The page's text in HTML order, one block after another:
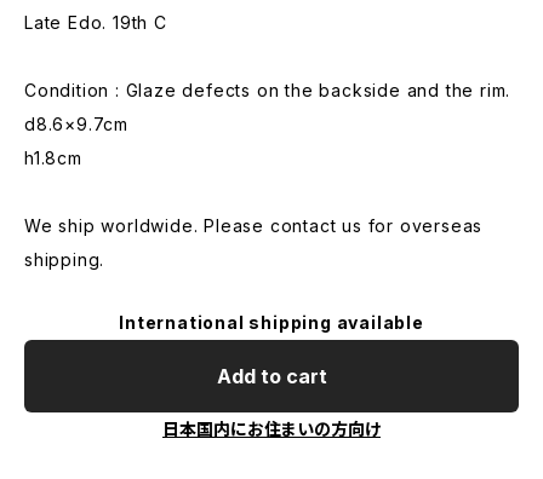
Late Edo. 19th C
Condition : Glaze defects on the backside and the rim.
d8.6×9.7cm
h1.8cm
We ship worldwide. Please contact us for overseas
shipping.
International shipping available
Add to cart
日本国内にお住まいの方向け